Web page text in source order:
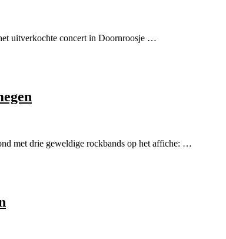
uitverkochte concert in Doornroosje …
met drie geweldige rockbands op het affiche: …